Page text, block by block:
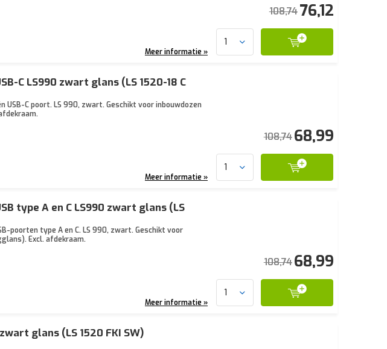
108,7476,12
Meer informatie »
C LS990 zwart glans (LS 1520-18 C
USB-C poort. LS 990, zwart. Geschikt voor inbouwdozen
108,7468,99
Meer informatie »
type A en C LS990 zwart glans (LS
poorten type A en C. LS 990, zwart. Geschikt voor
Excl. afdekraam.
108,7468,99
Meer informatie »
glans (LS 1520 FKI SW)